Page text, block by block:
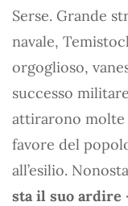
Serse. Grande
navale,
orgoglioso,
successo
attirarono molte
favore del
all’esilio.
sta il suo ardire